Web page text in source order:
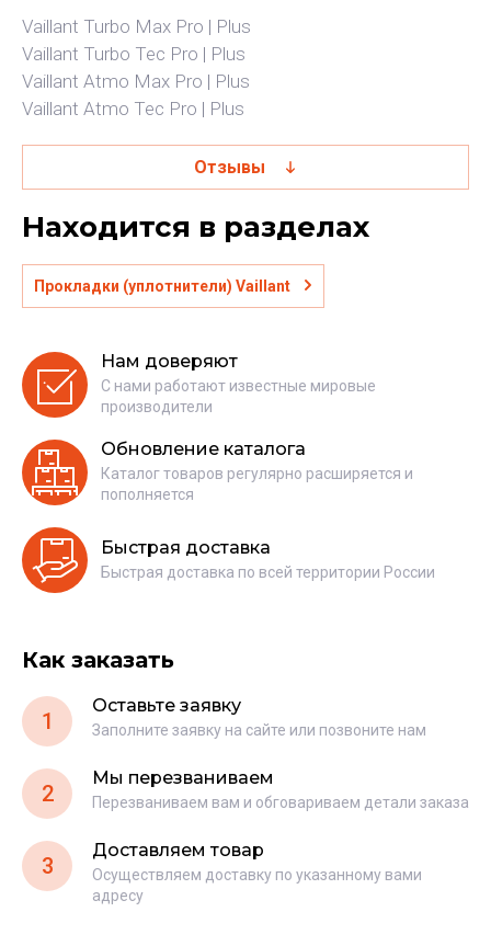
Vaillant Turbo Max Pro | Plus
Vaillant Turbo Tec Pro | Plus
Vaillant Atmo Max Pro | Plus
Vaillant Atmo Tec Pro | Plus
Отзывы
Находится в разделах
Прокладки (уплотнители) Vaillant
Нам доверяют
С нами работают известные мировые
производители
Обновление каталога
Каталог товаров регулярно расширяется и
пополняется
Быстрая доставка
Быстрая доставка по всей территории России
Как заказать
1
Оставьте заявку
Заполните заявку на сайте или позвоните нам
2
Мы перезваниваем
Перезваниваем вам и обговариваем детали заказа
3
Доставляем товар
Осуществляем доставку по указанному вами
адресу